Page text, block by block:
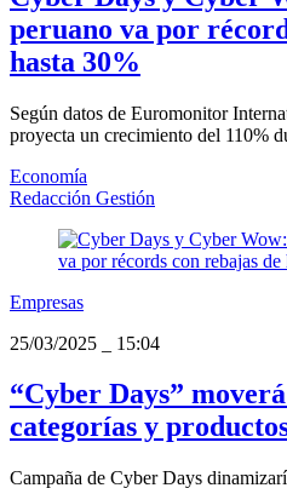
peruano va por
hasta 30%
Según datos de Euromonitor
proyecta un crecimiento del 110%
Economía
Redacción Gestión
Empresas
25/03/2025
15:04
“Cyber Days”
categorías y
Campaña de Cyber Days